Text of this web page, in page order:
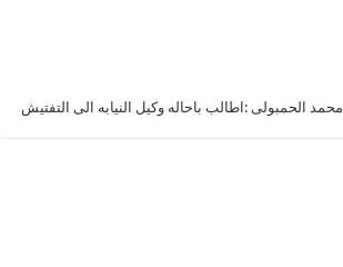
محمد الحمبولى :اطالب باحاله وكيل النيابه الى التفتيش